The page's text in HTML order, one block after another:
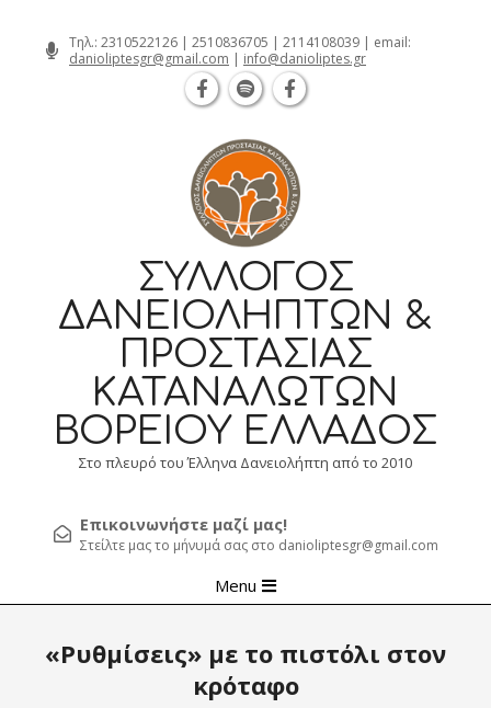
Τηλ.: 2310522126 | 2510836705 | 2114108039 | email:
danioliptesgr@gmail.com | info@danioliptes.gr
ΣΎΛΛΟΓΟΣ
ΔΑΝΕΙΟΛΗΠΤΏΝ &
ΠΡΟΣΤΑΣΊΑΣ
ΚΑΤΑΝΑΛΩΤΏΝ
ΒΟΡΕΊΟΥ ΕΛΛΆΔΟΣ
Στο πλευρό του Έλληνα Δανειολήπτη από το 2010
Επικοινωνήστε μαζί μας!
Στείλτε μας το μήνυμά σας στο danioliptesgr@gmail.com
Navigation
Menu
«Ρυθμίσεις» με το πιστόλι στον
κρόταφο